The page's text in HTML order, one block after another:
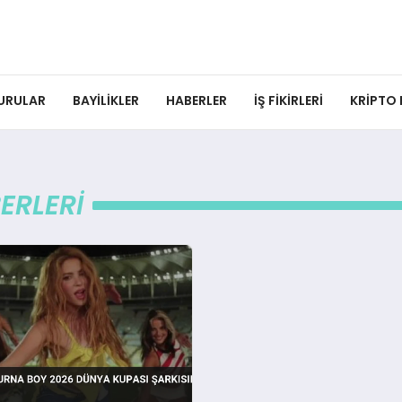
BAYILIKLER HABERLER İŞ FIKIRLERI KRIPTO